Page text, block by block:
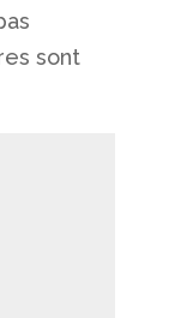
sont